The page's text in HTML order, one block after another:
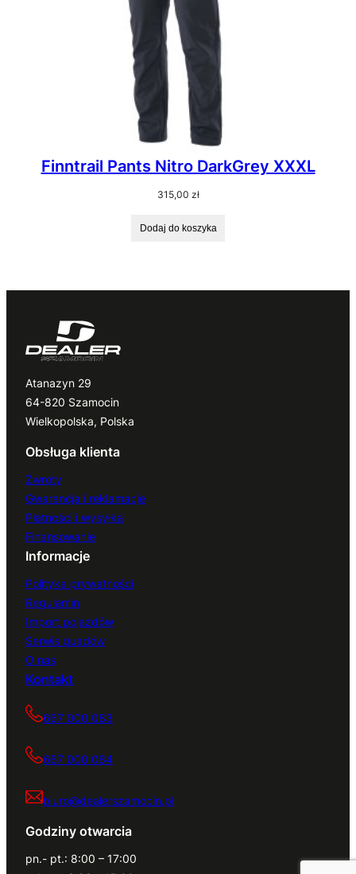
Finntrail Pants Nitro DarkGrey XXXL
315,00 zł
Dodaj do koszyka
Atanazyn 29
64-820 Szamocin
Wielkopolska, Polska
Obsługa klienta
Zwroty
Gwarancja i reklamacje
Płatności i wysyłka
Finansowanie
Informacje
Polityka prywatności
Regulamin
Import pojazdów
Serwis quadów
O nas
Kontakt
667 000 083
667 000 084
biuro@dealerszamocin.pl
Godziny otwarcia
pn.- pt.: 8:00 – 17:00